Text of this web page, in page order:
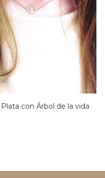
con Árbol de la vida